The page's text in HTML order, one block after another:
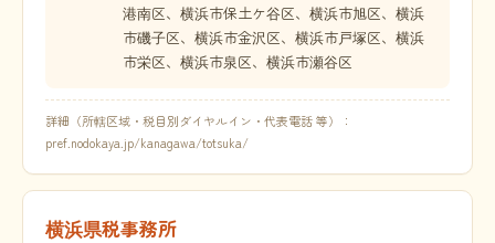
港南区、横浜市保土ケ谷区、横浜市旭区、横浜
市磯子区、横浜市金沢区、横浜市戸塚区、横浜
市栄区、横浜市泉区、横浜市瀬谷区
詳細（所轄区域・税目別ダイヤルイン・代表電話 等）：
pref.nodokaya.jp/kanagawa/totsuka/
横浜県税事務所